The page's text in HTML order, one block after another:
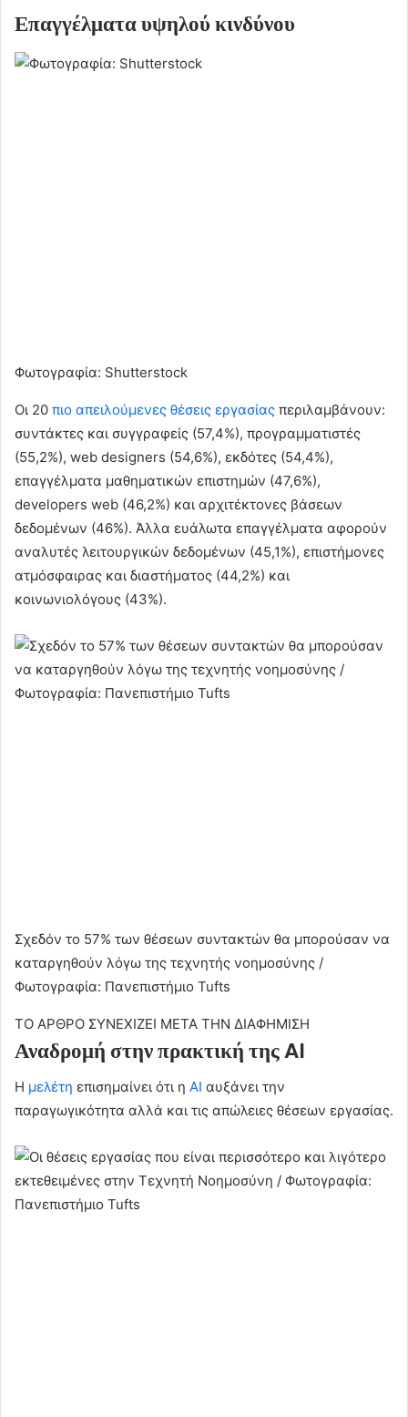
Επαγγέλματα υψηλού κινδύνου
Φωτογραφία: Shutterstock
Οι 20 πιο απειλούμενες θέσεις εργασίας περιλαμβάνουν:
συντάκτες και συγγραφείς (57,4%), προγραμματιστές
(55,2%), web designers (54,6%), εκδότες (54,4%),
επαγγέλματα μαθηματικών επιστημών (47,6%),
developers web (46,2%) και αρχιτέκτονες βάσεων
δεδομένων (46%). Άλλα ευάλωτα επαγγέλματα αφορούν
αναλυτές λειτουργικών δεδομένων (45,1%), επιστήμονες
ατμόσφαιρας και διαστήματος (44,2%) και
κοινωνιολόγους (43%).
Σχεδόν το 57% των θέσεων συντακτών θα μπορούσαν να
καταργηθούν λόγω της τεχνητής νοημοσύνης /
Φωτογραφία: Πανεπιστήμιο Tufts
ΤΟ ΑΡΘΡΟ ΣΥΝΕΧΙΖΕΙ ΜΕΤΑ ΤΗΝ ΔΙΑΦΗΜΙΣΗ
Αναδρομή στην πρακτική της AI
Η μελέτη επισημαίνει ότι η AI αυξάνει την
παραγωγικότητα αλλά και τις απώλειες θέσεων εργασίας.